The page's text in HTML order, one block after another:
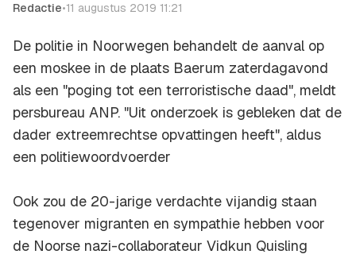
Redactie•11 augustus 2019 11:21
De politie in Noorwegen behandelt de aanval op
een moskee in de plaats Baerum zaterdagavond
als een "poging tot een terroristische daad", meldt
persbureau ANP. "Uit onderzoek is gebleken dat de
dader extreemrechtse opvattingen heeft", aldus
een politiewoordvoerder
Ook zou de 20-jarige verdachte vijandig staan
tegenover migranten en sympathie hebben voor
de Noorse nazi-collaborateur Vidkun Quisling